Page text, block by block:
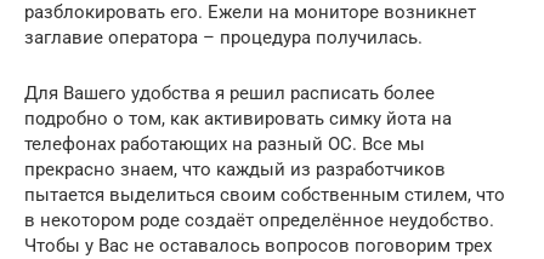
разблокировать его. Ежели на мониторе возникнет
заглавие оператора – процедура получилась.
Для Вашего удобства я решил расписать более
подробно о том, как активировать симку йота на
телефонах работающих на разный ОС. Все мы
прекрасно знаем, что каждый из разработчиков
пытается выделиться своим собственным стилем, что
в некотором роде создаёт определённое неудобство.
Чтобы у Вас не оставалось вопросов поговорим трех